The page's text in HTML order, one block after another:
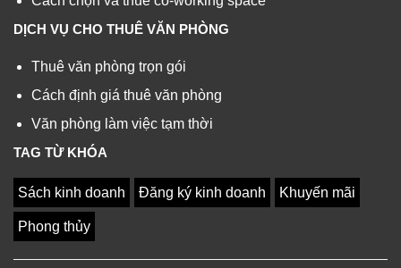
DỊCH VỤ CHO THUÊ VĂN PHÒNG
Thuê văn phòng trọn gói
Cách định giá thuê văn phòng
Văn phòng làm việc tạm thời
TAG TỪ KHÓA
Sách kinh doanh Đăng ký kinh doanh Khuyến mãi
Phong thủy